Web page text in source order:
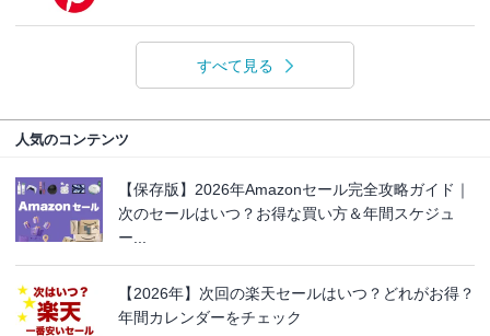
すべて見る
人気のコンテンツ
【保存版】2026年Amazonセール完全攻略ガイド｜
次のセールはいつ？お得な買い方＆年間スケジュ
ー...
【2026年】次回の楽天セールはいつ？どれがお得？
年間カレンダーをチェック